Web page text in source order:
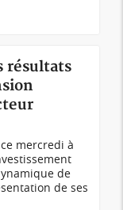
résultats
mercredi à
de
de ses